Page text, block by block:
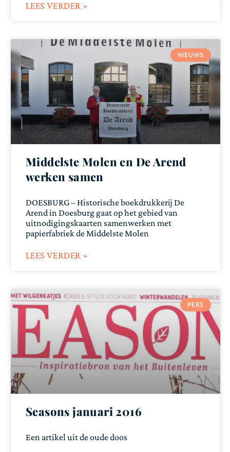
LEES VERDER »
NIEUWS
Middelste Molen en De Arend
werken samen
DOESBURG – Historische boekdrukkerij De
Arend in Doesburg gaat op het gebied van
uitnodigingskaarten samenwerken met
papierfabriek de Middelste Molen
LEES VERDER »
PERS
Seasons januari 2016
Een artikel uit de oude doos